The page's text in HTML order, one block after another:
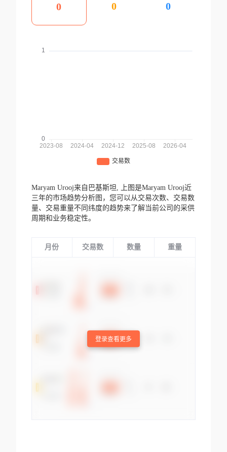
0 0 0
Maryam Urooj来自巴基斯坦,
上图是Maryam Urooj近
三年的市场趋势分析图，您可以从交易次数、交易数
量、交易重量不同纬度的趋势来了解当前公司的采供
周期和业务稳定性。
月份 交易数 数量 重量
登录查看更多